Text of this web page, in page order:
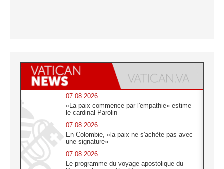
07.08.2026
«La paix commence par l'empathie» estime
le cardinal Parolin
07.08.2026
En Colombie, «la paix ne s'achète pas avec
une signature»
07.08.2026
Le programme du voyage apostolique du